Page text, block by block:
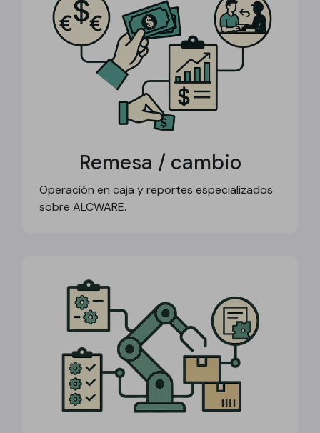
Remesa / cambio
Operación en caja y reportes especializados
sobre ALCWARE.